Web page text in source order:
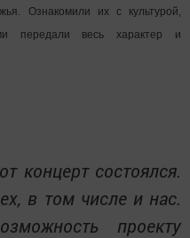
Ознакомили их с культурой,
передали весь характер и
концерт состоялся.
в том числе и нас.
проекту